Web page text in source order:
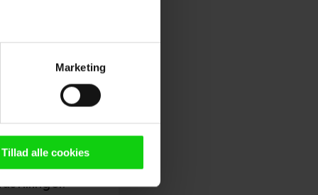
browser til statistik og
tilgår oplysninger på din
lave
Marketing
Tillad alle cookies
efter.
også
som
Clive